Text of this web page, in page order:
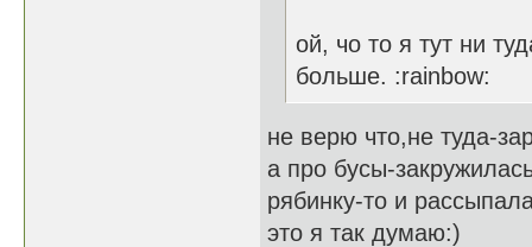
ой, чо то я тут ни
больше. :rainbow:
не верю что,не туда-
а про бусы-
рябинку-то и
это я так думаю:)